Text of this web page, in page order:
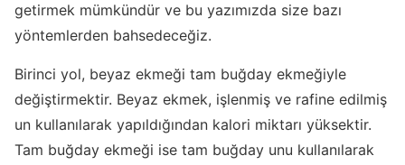
getirmek mümkündür ve bu yazımızda size bazı
yöntemlerden bahsedeceğiz.
Birinci yol, beyaz ekmeği tam buğday ekmeğiyle
değiştirmektir. Beyaz ekmek, işlenmiş ve rafine edilmiş
un kullanılarak yapıldığından kalori miktarı yüksektir.
Tam buğday ekmeği ise tam buğday unu kullanılarak